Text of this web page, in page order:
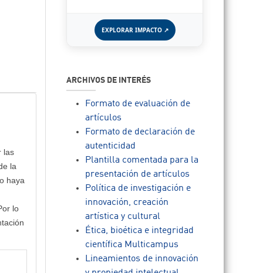
las
la
haya
lo
EXPLORAR IMPACTO ↗
ARCHIVOS DE INTERÉS
Formato de evaluación de
artículos
Formato de declaración de
autenticidad
Plantilla comentada para la
presentación de artículos
Política de investigación e
innovación, creación
artística y cultural
Ética, bioética e integridad
científica Multicampus
Lineamientos de innovación